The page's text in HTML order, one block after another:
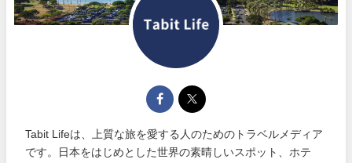
Tabit Lifeは、上質な旅を愛する人のためのトラベルメディア
です。日本をはじめとした世界の素晴しいスポット、ホテ